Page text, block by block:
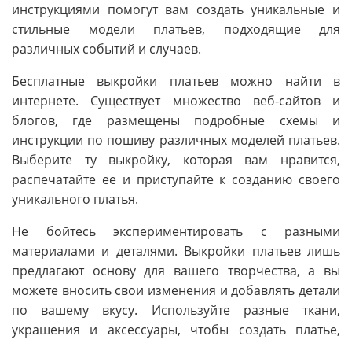
инструкциями помогут вам создать уникальные и
стильные модели платьев, подходящие для
различных событий и случаев.
Бесплатные выкройки платьев можно найти в
интернете. Существует множество веб-сайтов и
блогов, где размещены подробные схемы и
инструкции по пошиву различных моделей платьев.
Выберите ту выкройку, которая вам нравится,
распечатайте ее и приступайте к созданию своего
уникального платья.
Не бойтесь экспериментировать с разными
материалами и деталями. Выкройки платьев лишь
предлагают основу для вашего творчества, а вы
можете вносить свои изменения и добавлять детали
по вашему вкусу. Используйте разные ткани,
украшения и аксессуары, чтобы создать платье,